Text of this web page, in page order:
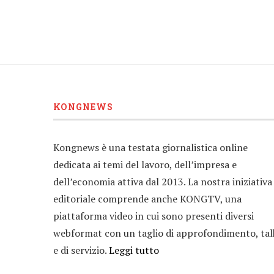
KONGNEWS
Kongnews è una testata giornalistica online
dedicata ai temi del lavoro, dell’impresa e
dell’economia attiva dal 2013. La nostra iniziativa
editoriale comprende anche KONGTV, una
piattaforma video in cui sono presenti diversi
webformat con un taglio di approfondimento,
e di servizio.Leggi tutto